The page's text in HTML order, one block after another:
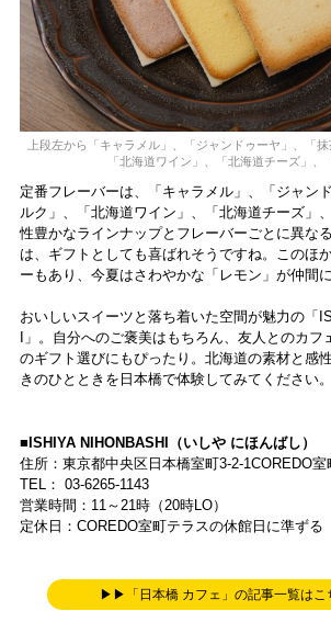
上段左から「キャラメル」、「ジャンドゥーヤ」、「
「北海道ワイン」、「北海道チーズ」、
定番フレーバーは、「キャラメル」、「ジャン
ルク」、「北海道ワイン」、「北海道チーズ」
性豊かなラインナップとフレーバーごとに異な
は、ギフトとしても喜ばれそうですね。このほ
ーもあり、今夏はさわやかな「レモン」が仲間
おいしいスイーツと落ち着いた空間が魅力の「
I」。自分へのご褒美はもちろん、友人とのカ
のギフト選びにもぴったり。北海道の素材と感
きのひとときを日本橋で体験してみてください。
■ISHIYA NIHONBASHI（いしや にほんばし）
住所：東京都中央区日本橋室町3-2-1COREDO室
TEL： 03-6265-1143
営業時間：11～21時（20時LO）
定休日：COREDO室町テラスの休館日に準ずる
▶▶「日本橋 カフェ」の記事一覧はこ